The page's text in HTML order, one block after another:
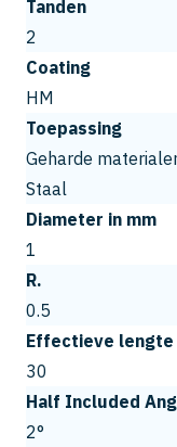
Tanden
2
Coating
HM
Toepassing
Geharde
Staal
Diameter in mm
1
R.
0.5
Effectieve lengte
30
Half Included
2°